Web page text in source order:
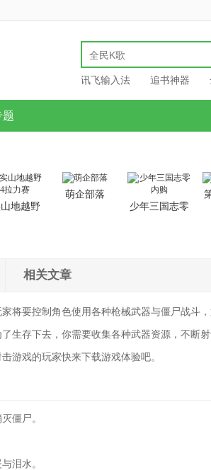
讯飞输入法 追书神器
题
地越野
萌企部落
少年三国志零
相关文章
将要控制角色使用各种枪械武器与僵尸战斗
生存下去，你需要收集各种武器资源，不断
游戏的玩家快来下载游戏体验吧。
僵尸。
泪水。